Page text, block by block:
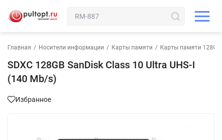
Главная / Носители информации / Карты памяти / Карты памяти 128GB
SDXC 128GB SanDisk Class 10 Ultra UHS-I
(140 Mb/s)
Избранное